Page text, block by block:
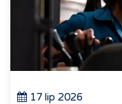
17 lip 2026